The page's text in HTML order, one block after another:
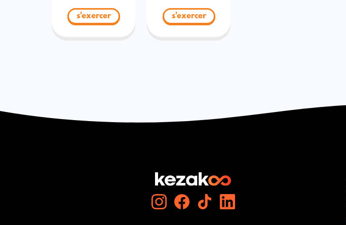
s'exercer s'exercer